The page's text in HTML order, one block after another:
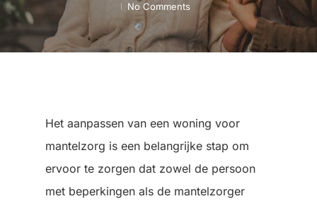
No Comments
Het aanpassen van een woning voor
mantelzorg is een belangrijke stap om
ervoor te zorgen dat zowel de persoon
met beperkingen als de mantelzorger